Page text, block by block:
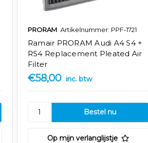
PRORAM Artikelnummer: PPF-1721
Ramair PRORAM Audi A4 S4 +
RS4 Replacement Pleated Air
Filter
€58,00 inc. btw
Op mijn verlanglijstje